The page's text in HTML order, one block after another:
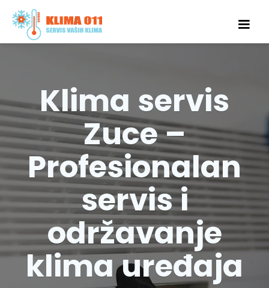
Klima servis
Zuce –
Profesionalan
servis i
održavanje
klima uređaja